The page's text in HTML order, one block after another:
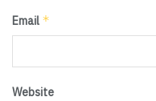
Email *
Website